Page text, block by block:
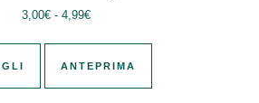
3,00€ - 4,99€Fascia di prezzo: da 3,00€ a
Questo prodotto ha più varianti. Le
ANTEPRIMA